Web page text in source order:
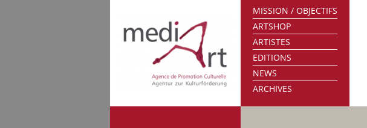
MISSION / OBJECTIFS
ARTSHOP
ARTISTES
EDITIONS
NEWS
ARCHIVES